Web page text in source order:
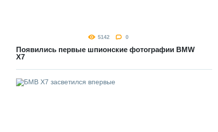
5142 0
Появились первые шпионские фотографии BMW
X7